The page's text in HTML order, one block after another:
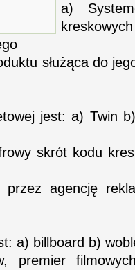
a)
służąca do
jest: a) Twin
skrót kodu
agencję
a) billboard b)
premier